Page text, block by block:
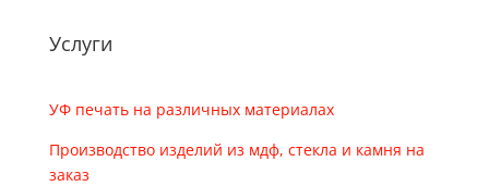
Услуги
УФ печать на различных материалах
Производство изделий из мдф, стекла и камня на
заказ